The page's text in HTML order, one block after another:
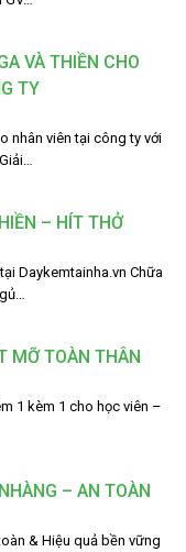
VÀ THIỀN CHO
TY
nhân viên tại công ty với
– HÍT THỞ
Daykemtainha.vn Chữa
MỠ TOÀN THÂN
1 kèm 1 cho học viên –
– AN TOÀN
& Hiệu quả bền vững